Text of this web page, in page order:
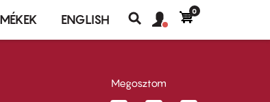
ENGLISH
Keresés
fiók
Felhasználói
0
Megosztom